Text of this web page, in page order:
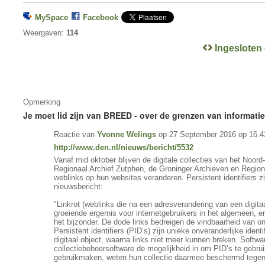
MySpace
Facebook
Weergaven: 114
Opmerking
Je moet lid zijn van BREED - over de grenzen van
Reactie van Yvonne Welings op 27 September 2016 op
http://www.den.nl/nieuws/bericht/5532
Vanaf mid oktober blijven de digitale collecties van het
Regionaal Archief Zutphen, de Groninger Archieven en
weblinks op hun websites veranderen. Persistent identifiers
nieuwsbericht:
"Linkrot (weblinks die na een adresverandering van een
groeiende ergernis voor internetgebruikers in het algemeen,
het bijzonder. De dode links bedreigen de vindbaarheid van
Persistent identifiers (PID’s) zijn unieke onveranderlijke
digitaal object, waarna links niet meer kunnen breken.
collectiebeheersoftware de mogelijkheid in om PID’s te
gebruikmaken, weten hun collectie daarmee beschermd